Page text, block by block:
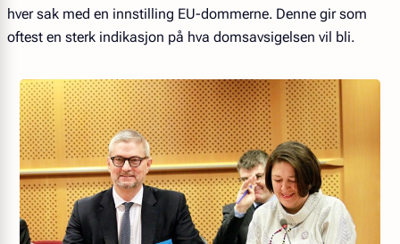
hver sak med en innstilling EU-dommerne. Denne gir som
oftest en sterk indikasjon på hva domsavsigelsen vil bli.